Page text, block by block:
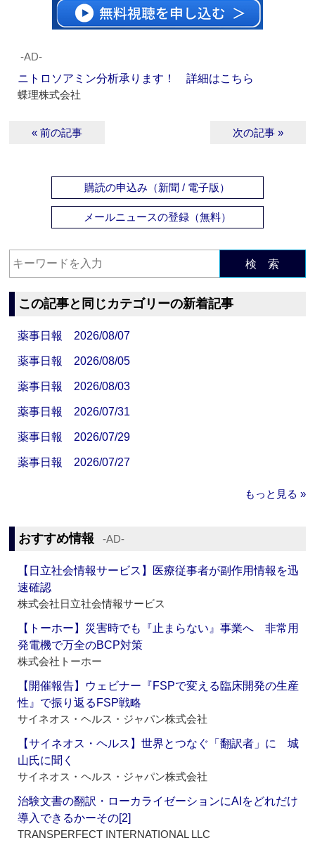
‐AD‐
ニトロソアミン分析承ります！ 詳細はこちら
蝶理株式会社
« 前の記事 次の記事 »
購読の申込み（新聞 / 電子版）
メールニュースの登録（無料）
検 索
この記事と同じカテゴリーの新着記事
薬事日報 2026/08/07
薬事日報 2026/08/05
薬事日報 2026/08/03
薬事日報 2026/07/31
薬事日報 2026/07/29
薬事日報 2026/07/27
もっと見る »
おすすめ情報 ‐AD‐
【日立社会情報サービス】医療従事者が副作用情報を迅
速確認
株式会社日立社会情報サービス
【トーホー】災害時でも『止まらない』事業へ 非常用
発電機で万全のBCP対策
株式会社トーホー
【開催報告】ウェビナー『FSPで変える臨床開発の生産
性』で振り返るFSP戦略
サイネオス・ヘルス・ジャパン株式会社
【サイネオス・ヘルス】世界とつなぐ「翻訳者」に 城
山氏に聞く
サイネオス・ヘルス・ジャパン株式会社
治験文書の翻訳・ローカライゼーションにAIをどれだけ
導入できるかーその[2]
TRANSPERFECT INTERNATIONAL LLC